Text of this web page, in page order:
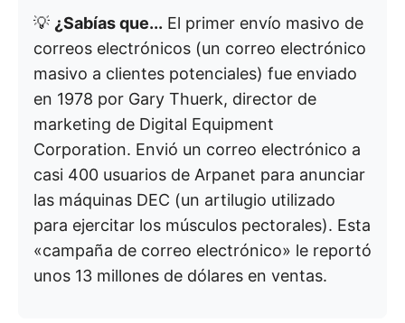
💡 ¿Sabías que... El primer envío masivo de
correos electrónicos (un correo electrónico
masivo a clientes potenciales) fue enviado
en 1978 por Gary Thuerk, director de
marketing de Digital Equipment
Corporation. Envió un correo electrónico a
casi 400 usuarios de Arpanet para anunciar
las máquinas DEC (un artilugio utilizado
para ejercitar los músculos pectorales). Esta
«campaña de correo electrónico» le reportó
unos 13 millones de dólares en ventas.